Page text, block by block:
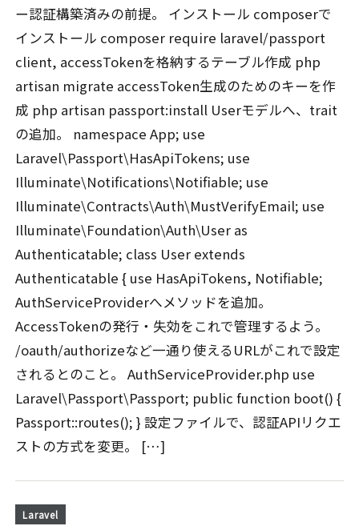
ー認証構築済みの前提。 インストール composerで
インストール composer require laravel/passport
client, accessTokenを格納するテーブル作成 php
artisan migrate accessToken生成のためのキーを作
成 php artisan passport:install Userモデルへ、trait
の追加。 namespace App; use
Laravel\Passport\HasApiTokens; use
Illuminate\Notifications\Notifiable; use
Illuminate\Contracts\Auth\MustVerifyEmail; use
Illuminate\Foundation\Auth\User as
Authenticatable; class User extends
Authenticatable { use HasApiTokens, Notifiable;
AuthServiceProviderへメソッドを追加。
AccessTokenの発行・失効をこれで管理するよう。
/oauth/authorizeなど一通り使えるURLがこれで設定
されるとのこと。 AuthServiceProvider.php use
Laravel\Passport\Passport; public function boot() {
Passport::routes(); } 設定ファイルで、認証APIリクエ
ストの方式を変更。 […]
Laravel